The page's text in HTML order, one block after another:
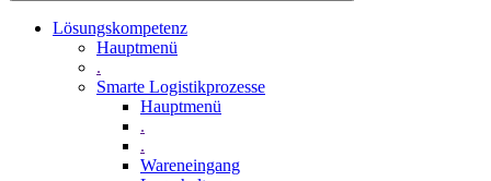
Lösungskompetenz
Hauptmenü
.
Smarte Logistikprozesse
Hauptmenü
.
.
Wareneingang